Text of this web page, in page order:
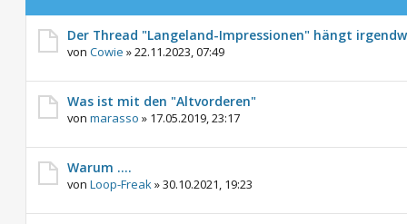
Der Thread "Langeland-Impressionen" hängt
von Cowie »22.11.2023, 07:49
Was ist mit den "Altvorderen"
von marasso » 17.05.2019, 23:17
Warum ….
von Loop-Freak»30.10.2021, 19:23